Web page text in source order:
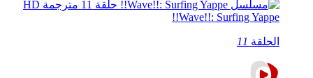
Wave!!: Surfing Yappe!!
الحلقة 11